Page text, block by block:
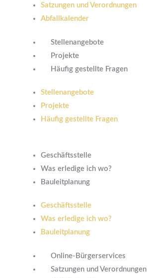
Satzungen und Verordnungen
Abfallkalender
Stellenangebote
Projekte
Häufig gestellte Fragen
Stellenangebote
Projekte
Häufig gestellte Fragen
Geschäftsstelle
Was erledige ich wo?
Bauleitplanung
Geschäftsstelle
Was erledige ich wo?
Bauleitplanung
Online-Bürgerservices
Satzungen und Verordnungen